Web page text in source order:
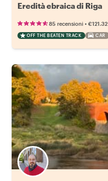
Eredità ebraica di Riga
85 recensioni • €121.32
OFF THE BEATEN TRACK CAR